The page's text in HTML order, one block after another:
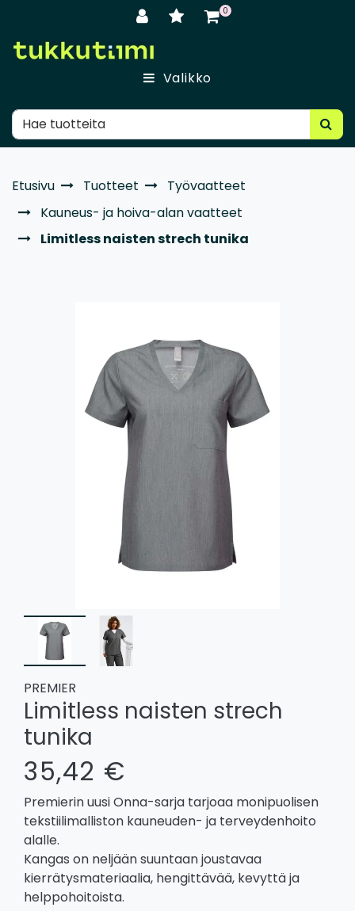
0
Valikko
Etusivu Tuotteet
Työvaatteet
Kauneus- ja hoiva-alan vaatteet
Limitless naisten strech tunika
PREMIER
Limitless naisten strech
tunika
35,42 €
Premierin uusi Onna-sarja tarjoaa monipuolisen
tekstiilimalliston kauneuden- ja terveydenhoito
alalle.
Kangas on neljään suuntaan joustavaa
kierrätysmateriaalia, hengittävää, kevyttä ja
helppohoitoista.